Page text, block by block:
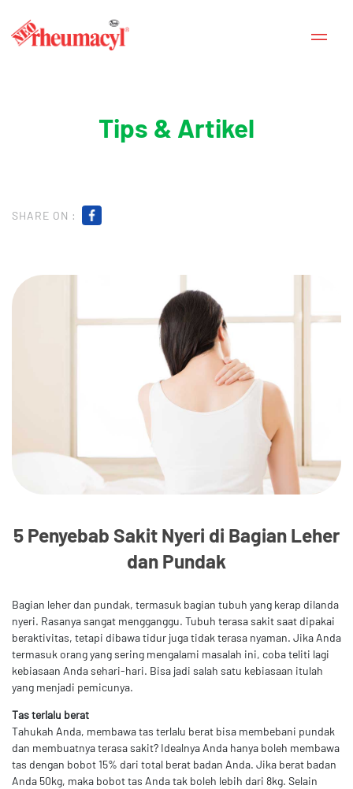
Tips & Artikel
SHARE ON :
5 Penyebab Sakit Nyeri di Bagian Leher
dan Pundak
Bagian leher dan pundak, termasuk bagian tubuh yang kerap dilanda
nyeri. Rasanya sangat mengganggu. Tubuh terasa sakit saat dipakai
beraktivitas, tetapi dibawa tidur juga tidak terasa nyaman. Jika Anda
termasuk orang yang sering mengalami masalah ini, coba teliti lagi
kebiasaan Anda sehari-hari. Bisa jadi salah satu kebiasaan itulah
yang menjadi pemicunya.
Tas terlalu berat
Tahukah Anda, membawa tas terlalu berat bisa membebani pundak
dan membuatnya terasa sakit? Idealnya Anda hanya boleh membawa
tas dengan bobot 15% dari total berat badan Anda. Jika berat badan
Anda 50kg, maka bobot tas Anda tak boleh lebih dari 8kg. Selain